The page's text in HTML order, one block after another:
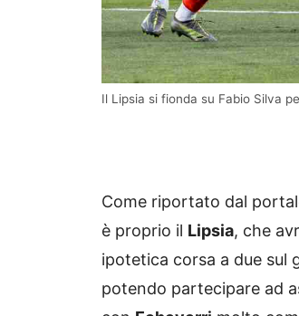
Il Lipsia si fionda su Fabio Silva
Come riportato dal
è proprio il Lipsia, che
ipotetica corsa a due sul
potendo partecipare ad